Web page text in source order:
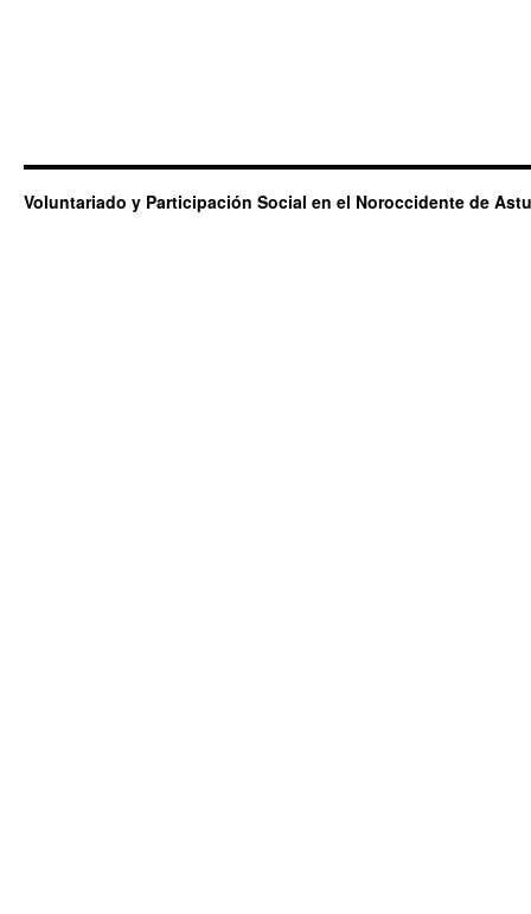
Voluntariado y Participación Social en el Noroccidente de